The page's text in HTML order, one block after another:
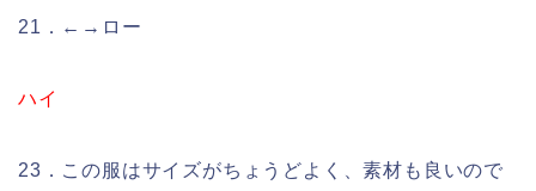
21．←→ロー
ハイ
23．この服はサイズがちょうどよく、素材も良いので